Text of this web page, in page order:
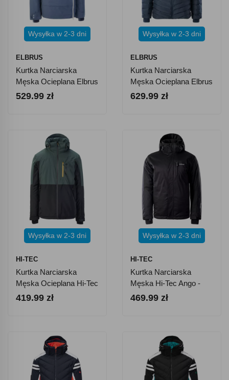
Wysyłka w 2-3 dni
ELBRUS
Kurtka Narciarska
Męska Ocieplana Elbrus
Clermont
529.99 zł
Wysyłka w 2-3 dni
ELBRUS
Kurtka Narciarska
Męska Ocieplana Elbrus
Noaks
629.99 zł
Wysyłka w 2-3 dni
HI-TEC
Kurtka Narciarska
Męska Ocieplana Hi-Tec
Moren
419.99 zł
Wysyłka w 2-3 dni
HI-TEC
Kurtka Narciarska
Męska Hi-Tec Ango -
Czarna
469.99 zł